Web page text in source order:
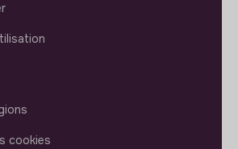
cookies